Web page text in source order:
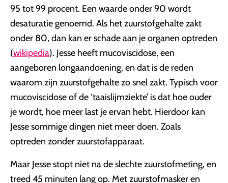
95 tot 99 procent. Een waarde onder 90 wordt
desaturatie genoemd. Als het zuurstofgehalte zakt
onder 80, dan kan er schade aan je organen optreden
(wikipedia). Jesse heeft mucoviscidose, een
aangeboren longaandoening, en dat is de reden
waarom zijn zuurstofgehalte zo snel zakt. Typisch voor
mucoviscidose of de ‘taaislijmziekte’ is dat hoe ouder
je wordt, hoe meer last je ervan hebt. Hierdoor kan
Jesse sommige dingen niet meer doen. Zoals
optreden zonder zuurstofapparaat.
Maar Jesse stopt niet na de slechte zuurstofmeting, en
treed 45 minuten lang op. Met zuurstofmasker en